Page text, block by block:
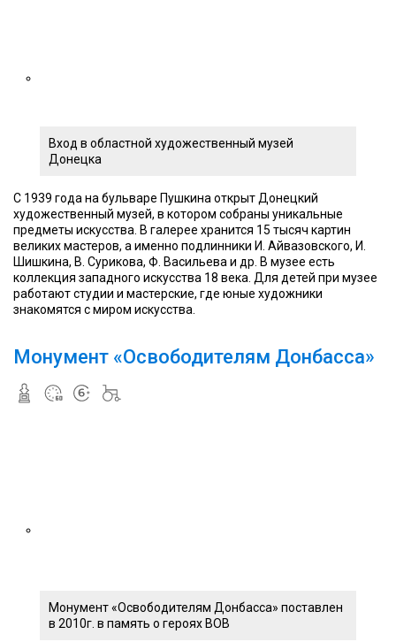
Вход в областной художественный музей
Донецка
С 1939 года на бульваре Пушкина открыт Донецкий
художественный музей, в котором собраны уникальные
предметы искусства. В галерее хранится 15 тысяч картин
великих мастеров, а именно подлинники И. Айвазовского, И.
Шишкина, В. Сурикова, Ф. Васильева и др. В музее есть
коллекция западного искусства 18 века. Для детей при музее
работают студии и мастерские, где юные художники
знакомятся с миром искусства.
Монумент «Освободителям Донбасса»
Монумент «Освободителям Донбасса» поставлен
в 2010г. в память о героях ВОВ